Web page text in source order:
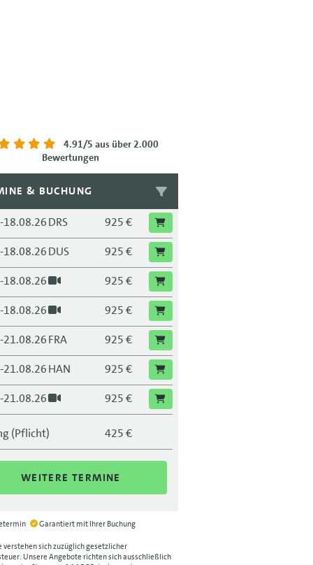
4.91/5 aus über 2.000
Bewertungen
& BUCHUNG
18.08.26DRS
925 €
18.08.26DUS
925 €
18.08.26
925 €
18.08.26
925 €
21.08.26FRA
925 €
21.08.26HAN
925 €
21.08.26
925 €
25.08.26DRS
925 €
25.08.26
925 €
(Pflicht) 425 €
WEITERE TERMINE
Garantiert mit Ihrer Buchung
verstehen sich zuzüglich gesetzlicher
Unsere Angebote richten sich ausschließlich